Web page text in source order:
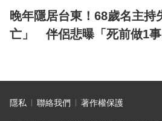
晚年隱居台東！68歲名主持
亡」 伴侶悲曝「死前做1
隱私 聯絡我們 著作權保護